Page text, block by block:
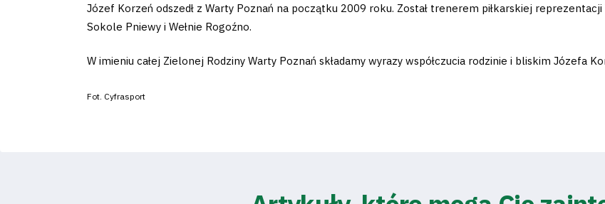
Józef Korzeń odszedł z Warty Poznań na początku 2009 roku. Został trenerem piłkarskiej
Sokole Pniewy i Wełnie Rogoźno.
W imieniu całej Zielonej Rodziny Warty Poznań składamy wyrazy współczucia rodzinie i bliskim Józefa
Fot. Cyfrasport